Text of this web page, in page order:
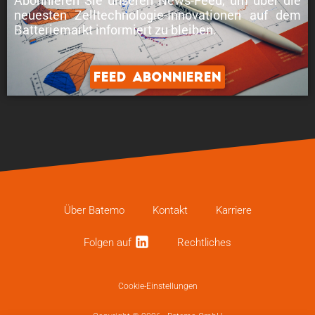
neuesten Zelltechnologie-Innovationenauf dem
Batteriemarkt informiert zu bleiben.
Feed abonnieren
Über Batemo Kontakt Karriere
Folgen auf Recht­li­ches
Cookie-Einstellungen